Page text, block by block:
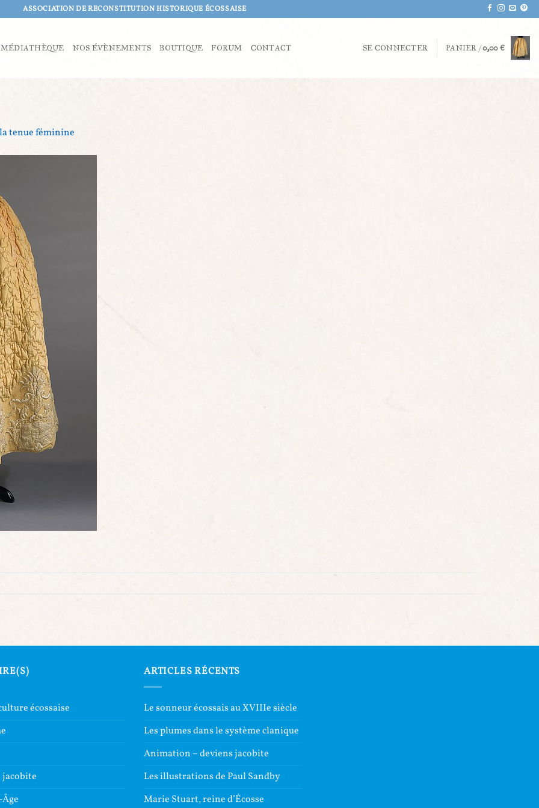
ASSOCIATION DE RECONSTITUTION HISTORIQUE ÉCOSSAISE
MÉDIATHÈQUE NOS ÉVÈNEMENTS BOUTIQUE FORUM CONTACT SE CONNECTER PANIER /0,00€
tenue féminine
écossaise
jacobite
ARTICLES RÉCENTS
Le sonneur écossais au XVIIIe siècle
Les plumes dans le système clanique
Animation – deviens jacobite
Les illustrations de Paul Sandby
Marie Stuart, reine d’Écosse